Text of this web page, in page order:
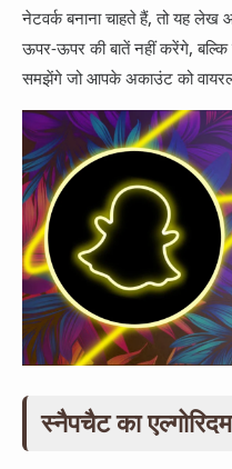
नेटवर्क बनाना चाहते हैं, तो यह
ऊपर-ऊपर की बातें नहीं करेंगे, बल्कि
समझेंगे जो आपके अकाउंट को
स्नैपचैट का